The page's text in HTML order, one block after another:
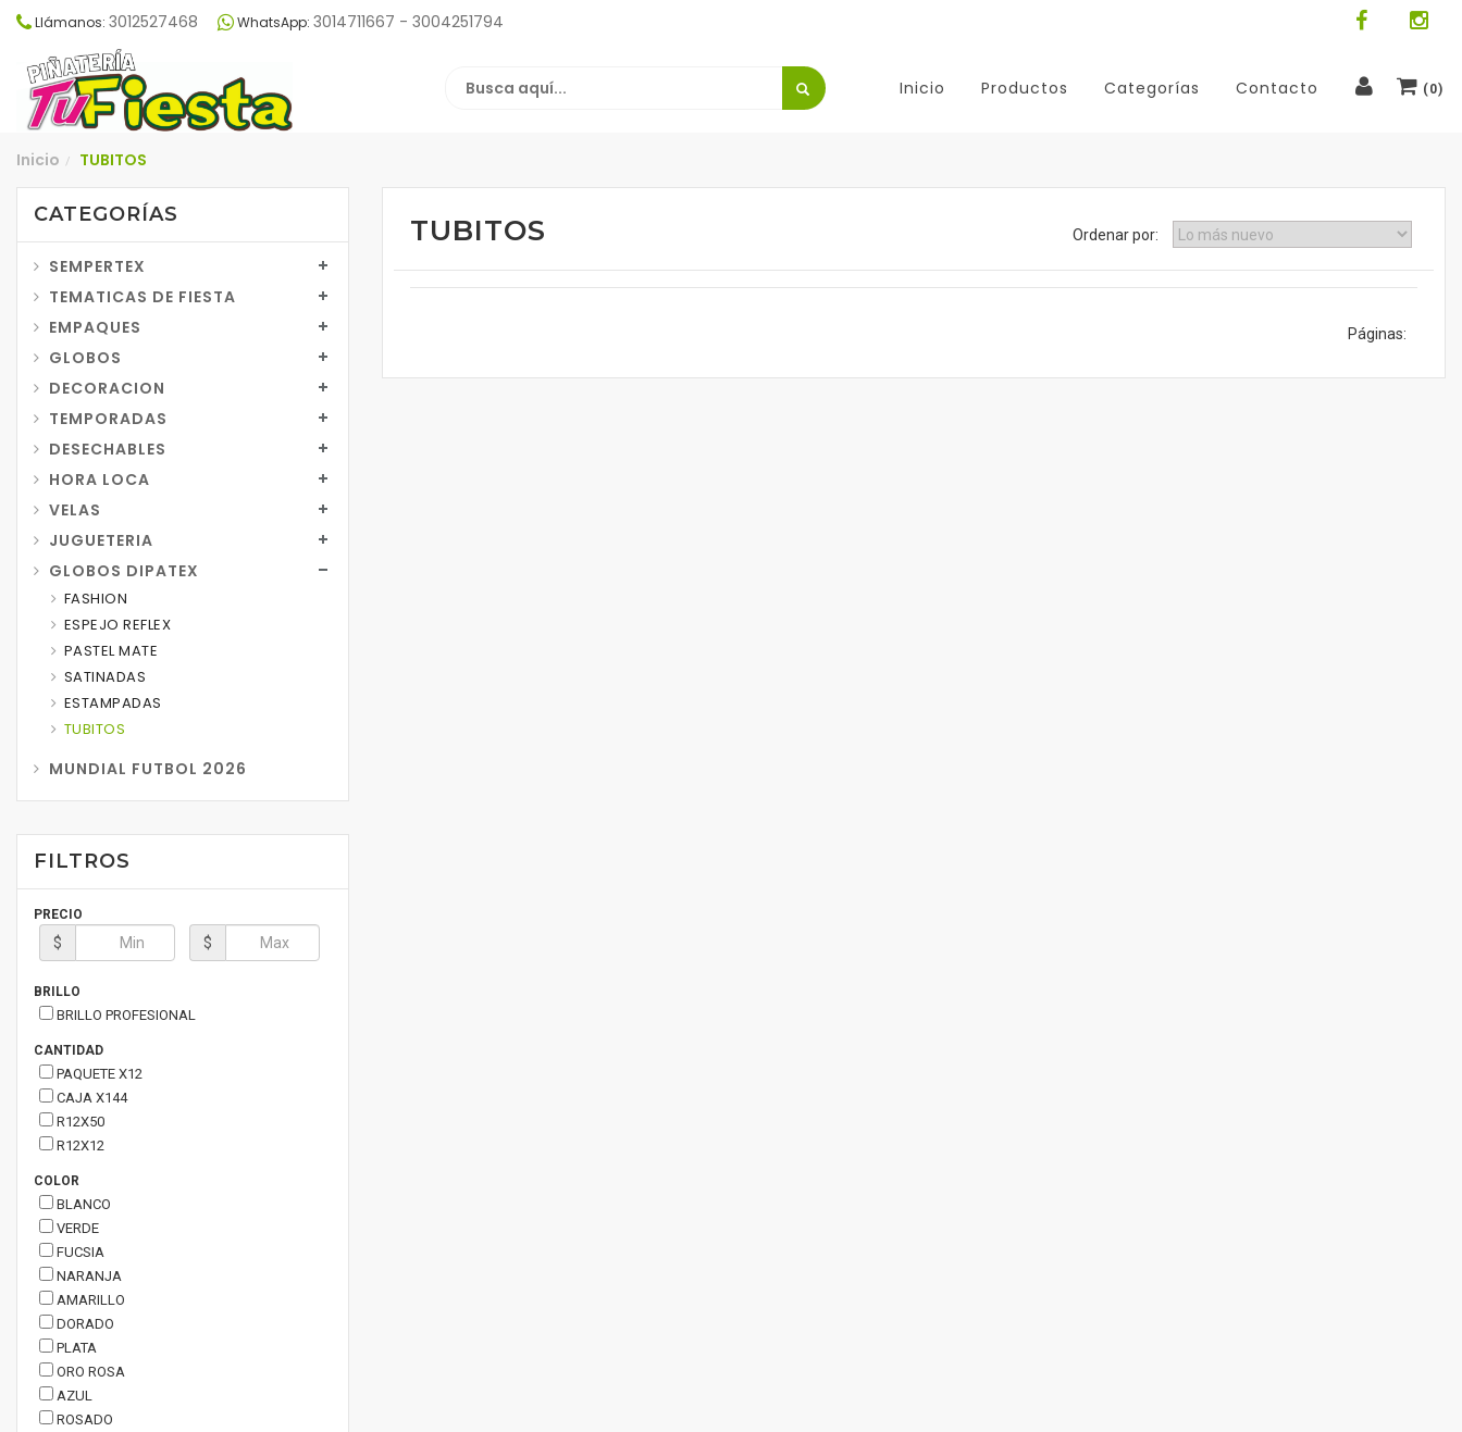
Llámanos: 3012527468 WhatsApp: 3014711667 - 3004251794
Inicio Productos Categorías Contacto ( 0)
Inicio / TUBITOS
TUBITOS Ordenar por:
Páginas:
CATEGORÍAS
SEMPERTEX
TEMATICAS DE FIESTA
EMPAQUES
GLOBOS
DECORACION
TEMPORADAS
DESECHABLES
HORA LOCA
VELAS
JUGUETERIA
GLOBOS DIPATEX
FASHION
ESPEJO REFLEX
PASTEL MATE
SATINADAS
ESTAMPADAS
TUBITOS
MUNDIAL FUTBOL 2026
FILTROS
PRECIO
$ $
BRILLO
BRILLO PROFESIONAL
CANTIDAD
PAQUETE X12
CAJA X144
R12X50
R12X12
COLOR
BLANCO
VERDE
FUCSIA
NARANJA
AMARILLO
DORADO
PLATA
ORO ROSA
AZUL
ROSADO